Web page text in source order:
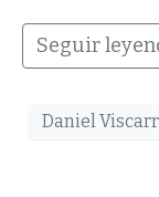
Seguir
Daniel